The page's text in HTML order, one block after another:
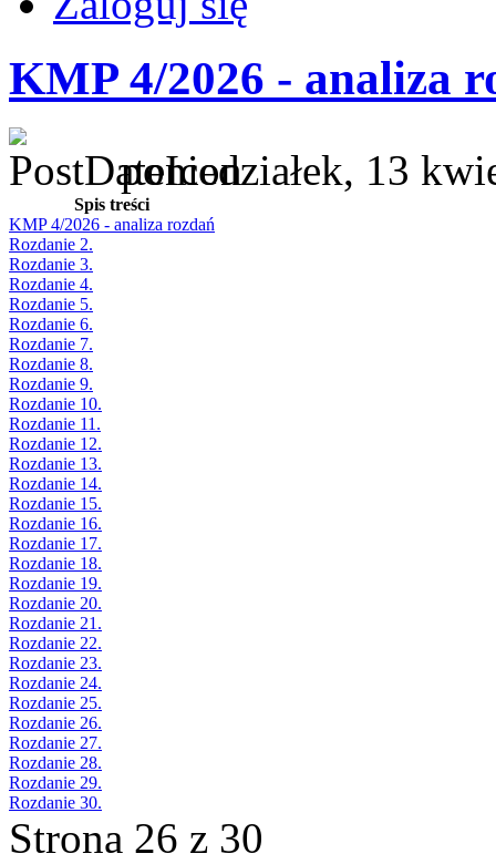
KMP 4/2026 - analiza
poniedziałek, 13
Spis treści
KMP 4/2026 - analiza rozdań
Rozdanie 2.
Rozdanie 3.
Rozdanie 4.
Rozdanie 5.
Rozdanie 6.
Rozdanie 7.
Rozdanie 8.
Rozdanie 9.
Rozdanie 10.
Rozdanie 11.
Rozdanie 12.
Rozdanie 13.
Rozdanie 14.
Rozdanie 15.
Rozdanie 16.
Rozdanie 17.
Rozdanie 18.
Rozdanie 19.
Rozdanie 20.
Rozdanie 21.
Rozdanie 22.
Rozdanie 23.
Rozdanie 24.
Rozdanie 25.
Rozdanie 26.
Rozdanie 27.
Rozdanie 28.
Rozdanie 29.
Rozdanie 30.
Strona 26 z 30